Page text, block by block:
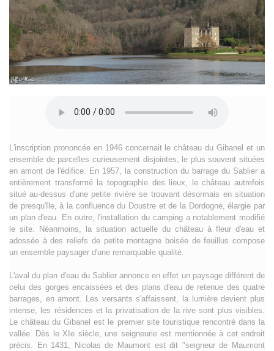
L'inscription prononcée en 1946 concernait le château du Gibanel et un
ensemble de parcelles curieusement disjointes, le plus souvent situées
en amont de l'édifice. En 1957, la construction du barrage du Sablier a
entièrement transformé la topographie des lieux, le château autrefois
situé au-dessus d'une petite rivière se trouvant désormais en situation
de presqu'île, à la confluence du Doustre et de la Dordogne, élargie par
un plan d'eau. En outre, l'installation du camping a notablement modifié
le site. Néanmoins, la situation actuelle du château à fleur d'eau et
adossée à des reliefs de petite montagne boisée de feuillus compose
un ensemble paysager d'une remarquable qualité.
L'aval du plan d'eau du Sablier annonce en effet un paysage différent de
celui des gorges encaissées et des plans d'eau de retenue des quatre
barrages, en amont. Les versants s'affaissent, la lumière devient plus
intense, les résidences et la privatisation de la rive sont plus visibles.
Le château du Gibanel est le premier site touristique rencontré dans la
vallée. Dès le XIe siècle, une seigneurie est mentionnée à cet endroit
précis. En 1431, Nicolas de Maumont est dit "seigneur de Maumont